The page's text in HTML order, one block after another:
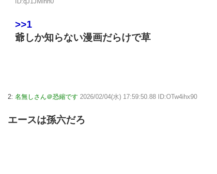
>>1
爺しか知らない漫画だらけで草
2: 名無しさん＠恐縮です 2026/02/04(水) 17:59:50.88 ID:OTw4ihx90
エースは孫六だろ